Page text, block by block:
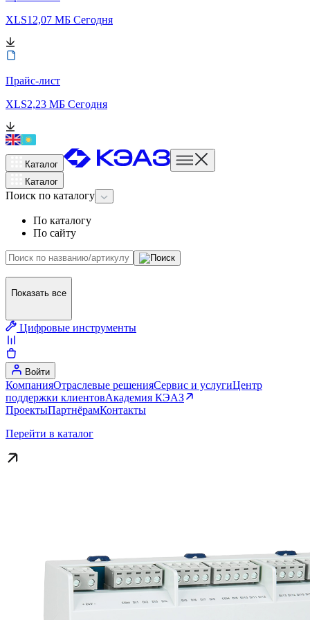
XLS12,07 МБ Сегодня
Прайс-лист
XLS2,23 МБ Сегодня
Каталог
Каталог
Поиск по каталогу
По каталогу
По сайту
Показать все
Цифровые инструменты
Войти
КомпанияОтраслевые решенияСервис и услугиЦентр
поддержки клиентовАкадемия КЭАЗ
ПроектыПартнёрамКонтакты
Перейти в каталог